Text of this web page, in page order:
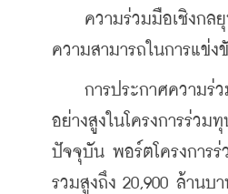
ความร่วมมือเชิงกลยุ
ความสามารถในการแข่
การประกาศความร่วม
อย่างสูงในโครงการร่ว
ปัจจุบัน พอร์ตโครงการ
รวมสูงถึง 20,900 ล้านบ